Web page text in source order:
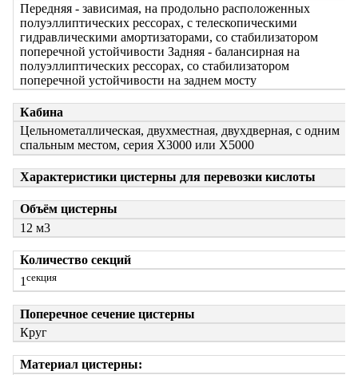
Передняя - зависимая, на продольно расположенных
полуэллиптических рессорах, с телескопическими
гидравлическими амортизаторами, со стабилизатором
поперечной устойчивости Задняя - балансирная на
полуэллиптических рессорах, со стабилизатором
поперечной устойчивости на заднем мосту
Кабина
Цельнометаллическая, двухместная, двухдверная, с одним
спальным местом, серия Х3000 или Х5000
Характеристики цистерны для перевозки кислоты
Объём цистерны
12 м3
Количество секций
1 секция
Поперечное сечение цистерны
Круг
Материал цистерны: